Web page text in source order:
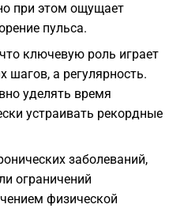
при этом ощущает
пульса.
ключевую роль играет
шагов, а регулярность.
уделять время
устраивать рекордные
заболеваний,
ограничений
физической